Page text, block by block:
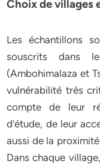
Choix de villages
Les échantillons
souscrits dans
(Ambohimalaza et
vulnérabilité très
compte de leur
d’étude, de leur
aussi de la
Dans chaque